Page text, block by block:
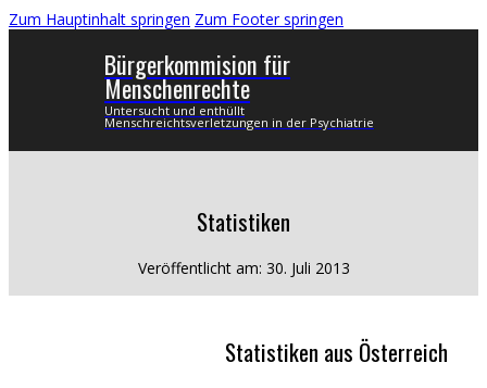
Zum Hauptinhalt springen Zum Footer springen
Bürgerkommision für
Menschenrechte
Untersucht und enthüllt
Menschreichtsverletzungen in der Psychiatrie
Statistiken
Veröffentlicht am: 30. Juli 2013
Statistiken aus Österreich